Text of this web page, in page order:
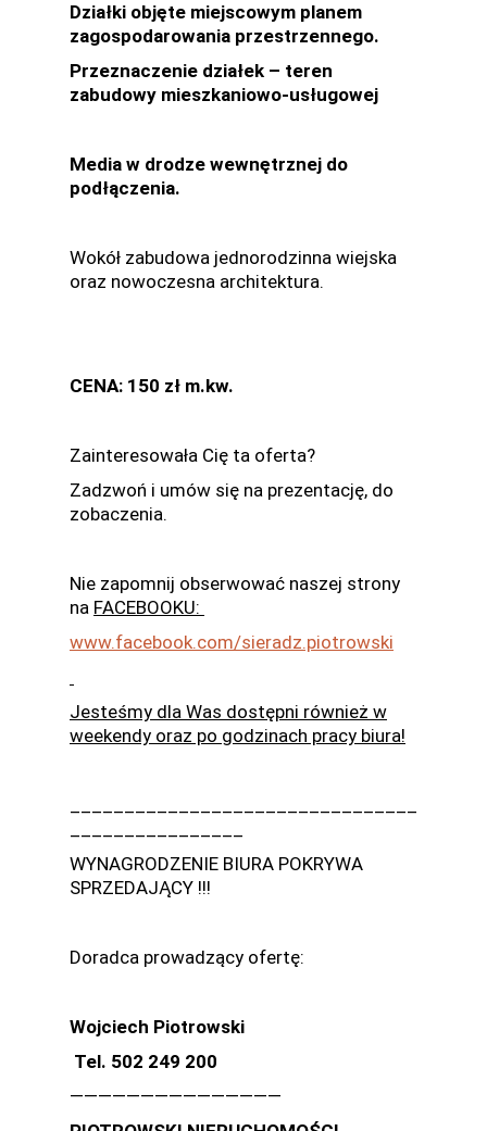
Działki objęte miejscowym planem
zagospodarowania przestrzennego.
Przeznaczenie działek – teren
zabudowy mieszkaniowo-usługowej
Media w drodze wewnętrznej do
podłączenia.
Wokół zabudowa jednorodzinna wiejska
oraz nowoczesna architektura.
CENA: 150 zł m.kw.
Zainteresowała Cię ta oferta?
Zadzwoń i umów się na prezentację, do
zobaczenia.
Nie zapomnij obserwować naszej strony
na FACEBOOKU:
www.facebook.com/sieradz.piotrowski
Jesteśmy dla Was dostępni również w
weekendy oraz po godzinach pracy biura!
WYNAGRODZENIE BIURA POKRYWA
SPRZEDAJĄCY !!!
Doradca prowadzący ofertę:
Wojciech Piotrowski
Tel. 502 249 200
———————————————